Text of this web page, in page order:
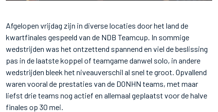
Afgelopen vrijdag zijn in diverse locaties door het land de
kwartfinales gespeeld van de NDB Teamcup. In sommige
wedstrijden was het ontzettend spannend en viel de beslissing
pas in de laatste koppel of teamgame danwel solo, in andere
wedstrijden bleek het niveauverschil al snel te groot. Opvallend
waren vooral de prestaties van de DONHN teams, met maar
liefst drie teams nog actief en allemaal geplaatst voor de halve
finales op 30 mei.